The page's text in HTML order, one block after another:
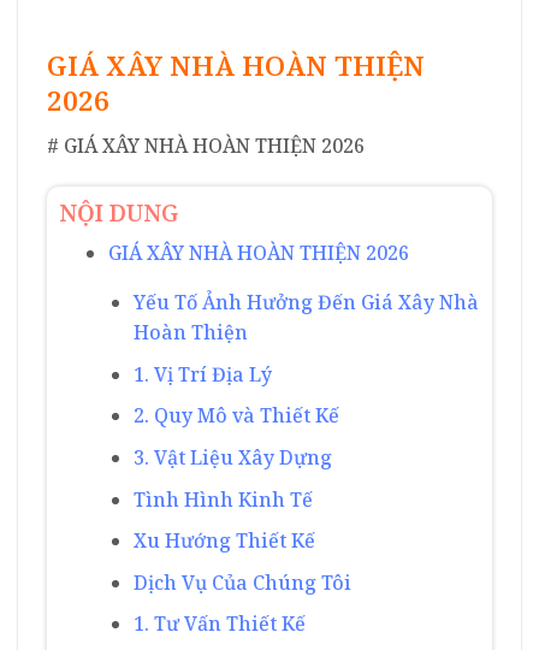
GIÁ XÂY NHÀ HOÀN THIỆN
2026
# GIÁ XÂY NHÀ HOÀN THIỆN 2026
NỘI DUNG
GIÁ XÂY NHÀ HOÀN THIỆN 2026
Yếu Tố Ảnh Hưởng Đến Giá Xây Nhà
Hoàn Thiện
1. Vị Trí Địa Lý
2. Quy Mô và Thiết Kế
3. Vật Liệu Xây Dựng
Tình Hình Kinh Tế
Xu Hướng Thiết Kế
Dịch Vụ Của Chúng Tôi
1. Tư Vấn Thiết Kế